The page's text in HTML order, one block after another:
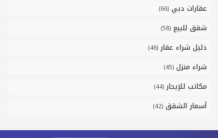
عقارات دبي (66)
شقق للبيع (58)
دليل شراء عقار (46)
شراء منزل (45)
مكاتب للإيجار (44)
أسعار الشقق (42)